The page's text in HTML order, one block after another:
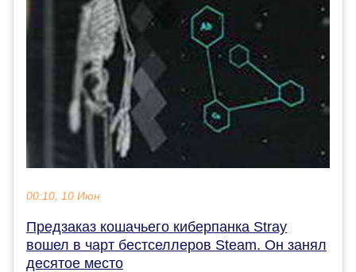
00:10, 10 Июн
Предзаказ кошачьего киберпанка Stray
вошел в чарт бестселлеров Steam. Он занял
десятое место